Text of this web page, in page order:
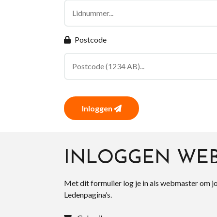
Postcode
Inloggen
INLOGGEN
Met dit formulier log je in als webmaster om
Ledenpagina’s.